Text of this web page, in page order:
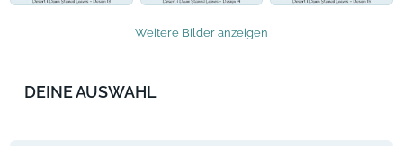
Weitere Bilder anzeigen
DEINE AUSWAHL